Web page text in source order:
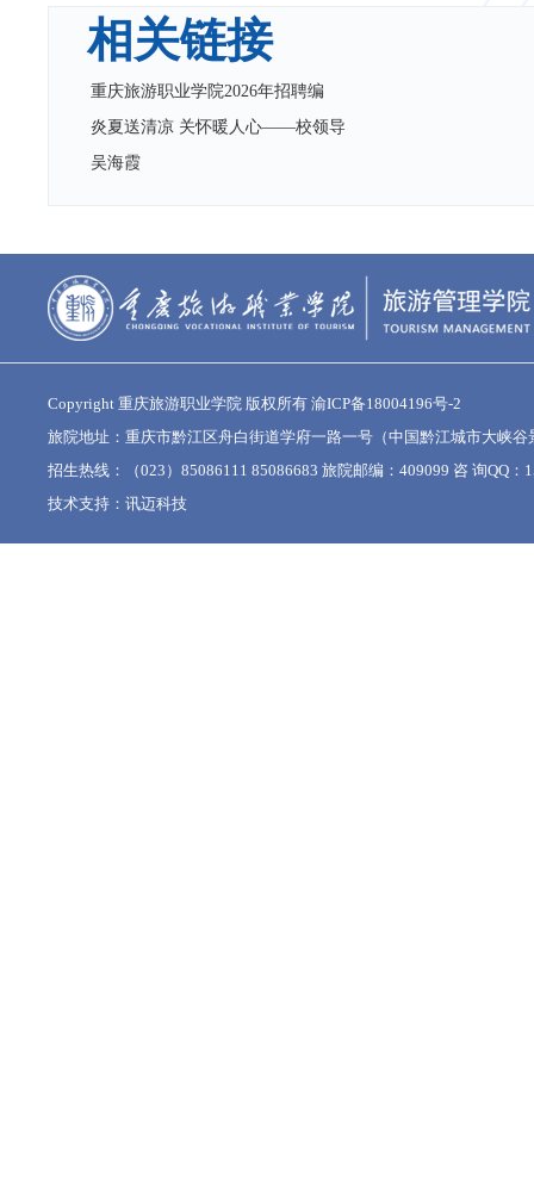
相关链接
重庆旅游职业学院2026年招聘编
炎夏送清凉 关怀暖人心——校领导
吴海霞
Copyright 重庆旅游职业学院 版权所有 渝ICP备18004196号-2
旅院地址：重庆市黔江区舟白街道学府一路一号（中国黔江城市大峡谷
招生热线：（023）85086111 85086683 旅院邮编：409099 咨 询QQ：
技术支持： 讯迈科技